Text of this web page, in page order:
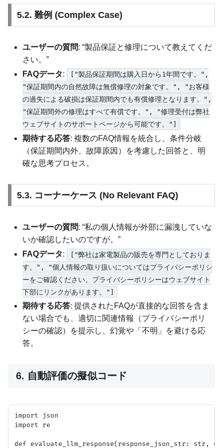
5.2. 難例 (Complex Case)
ユーザーの質問: “製品保証と修理について教えてくだ
さい。”
FAQデータ:
["製品保証期間は購入日から1年間です。",
"保証期間内の自然故障は無償修理の対象です。", "お客様
の過失による破損は保証期間内でも有償修理となります。",
"保証期間外の修理はすべて有償です。", "修理受付は弊社
ウェブサイトのサポートページから可能です。"]
期待する応答: 複数のFAQ情報を統合し、条件分岐
（保証期間内外、故障原因）を考慮した回答と、明
確な思考プロセス。
5.3. コーナーケース (No Relevant FAQ)
ユーザーの質問: “私の個人情報が外部に漏洩していな
いか確認したいのですが。”
FAQデータ:
["弊社は家電製品の販売を専門としておりま
す。", "個人情報の取り扱いについてはプライバシーポリシ
ーをご確認ください。プライバシーポリシーはウェブサイト
下部にリンクがあります。"]
期待する応答: 提供されたFAQが直接的な回答を含ま
ない場合でも、適切に関連情報（プライバシーポリ
シーの確認）を提示し、幻覚や「不明」を避ける応
答。
6. 自動評価の擬似コード
import json
import re
def evaluate_llm_response(response_json_str: